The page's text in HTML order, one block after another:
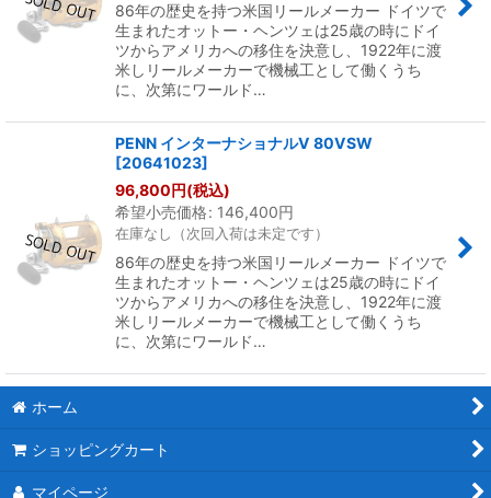
86年の歴史を持つ米国リールメーカー ドイツで
生まれたオットー・ヘンツェは25歳の時にドイ
ツからアメリカへの移住を決意し、1922年に渡
米しリールメーカーで機械工として働くうち
に、次第にワールド…
PENN インターナショナルV 80VSW
[20641023]
96,800円(税込)
希望小売価格: 146,400円
在庫なし（次回入荷は未定です）
86年の歴史を持つ米国リールメーカー ドイツで
生まれたオットー・ヘンツェは25歳の時にドイ
ツからアメリカへの移住を決意し、1922年に渡
米しリールメーカーで機械工として働くうち
に、次第にワールド…
ホーム
ショッピングカート
マイページ